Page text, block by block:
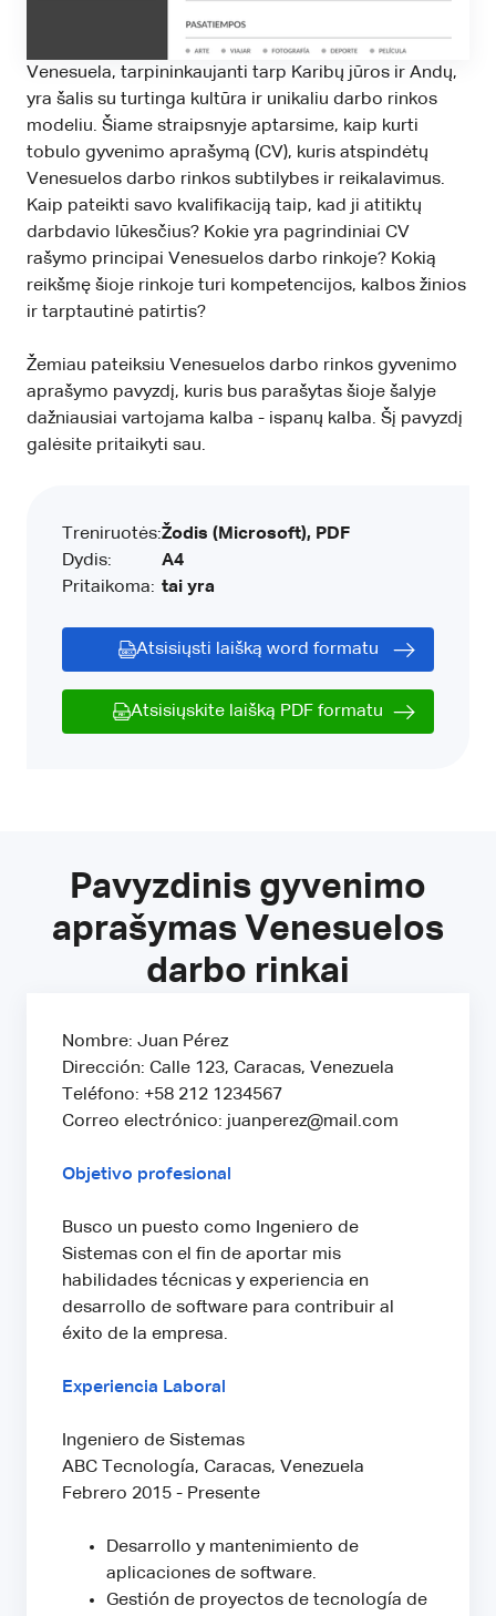
Venesuela, tarpininkaujanti tarp Karibų jūros ir Andų,
yra šalis su turtinga kultūra ir unikaliu darbo rinkos
modeliu. Šiame straipsnyje aptarsime, kaip kurti
tobulo gyvenimo aprašymą (CV), kuris atspindėtų
Venesuelos darbo rinkos subtilybes ir reikalavimus.
Kaip pateikti savo kvalifikaciją taip, kad ji atitiktų
darbdavio lūkesčius? Kokie yra pagrindiniai CV
rašymo principai Venesuelos darbo rinkoje? Kokią
reikšmę šioje rinkoje turi kompetencijos, kalbos žinios
ir tarptautinė patirtis?
Žemiau pateiksiu Venesuelos darbo rinkos gyvenimo
aprašymo pavyzdį, kuris bus parašytas šioje šalyje
dažniausiai vartojama kalba - ispanų kalba. Šį pavyzdį
galėsite pritaikyti sau.
Treniruotės:
Dydis:
Pritaikoma:
Žodis (Microsoft), PDF
A4
tai yra
Atsisiųsti laišką word formatu
Atsisiųskite laišką PDF formatu
Pavyzdinis gyvenimo
aprašymas Venesuelos
darbo rinkai
Nombre: Juan Pérez
Dirección: Calle 123, Caracas, Venezuela
Teléfono: +58 212 1234567
Correo electrónico: juanperez@mail.com
Objetivo profesional
Busco un puesto como Ingeniero de
Sistemas con el fin de aportar mis
habilidades técnicas y experiencia en
desarrollo de software para contribuir al
éxito de la empresa.
Experiencia Laboral
Ingeniero de Sistemas
ABC Tecnología, Caracas, Venezuela
Febrero 2015 - Presente
Desarrollo y mantenimiento de
aplicaciones de software.
Gestión de proyectos de tecnología de